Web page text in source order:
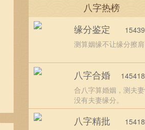
八字热榜
缘分鉴定
测算姻缘不让缘分擦肩
八字合婚
合八字算婚姻，测夫
没有夫妻缘分。
八字精批